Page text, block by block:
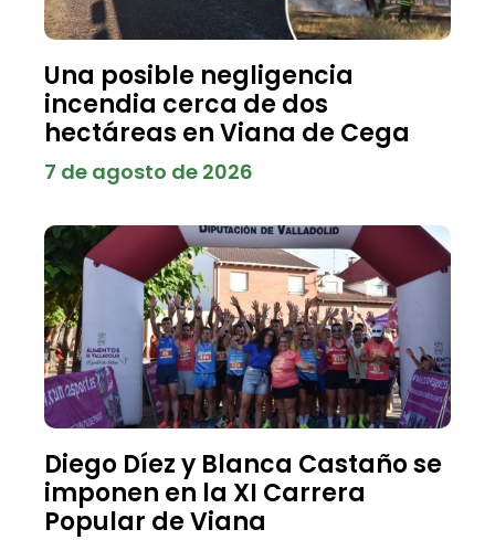
Una posible negligencia
incendia cerca de dos
hectáreas en Viana de Cega
7 de agosto de 2026
Diego Díez y Blanca Castaño se
imponen en la XI Carrera
Popular de Viana